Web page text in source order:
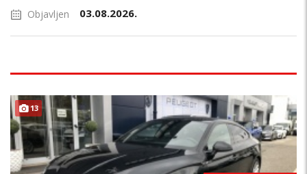
Objavljen 03.08.2026.
13